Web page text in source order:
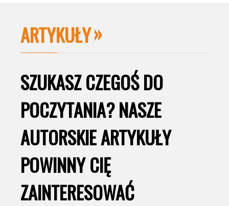
ARTYKUŁY
SZUKASZ CZEGOŚ DO
POCZYTANIA? NASZE
AUTORSKIE ARTYKUŁY
POWINNY CIĘ
ZAINTERESOWAĆ